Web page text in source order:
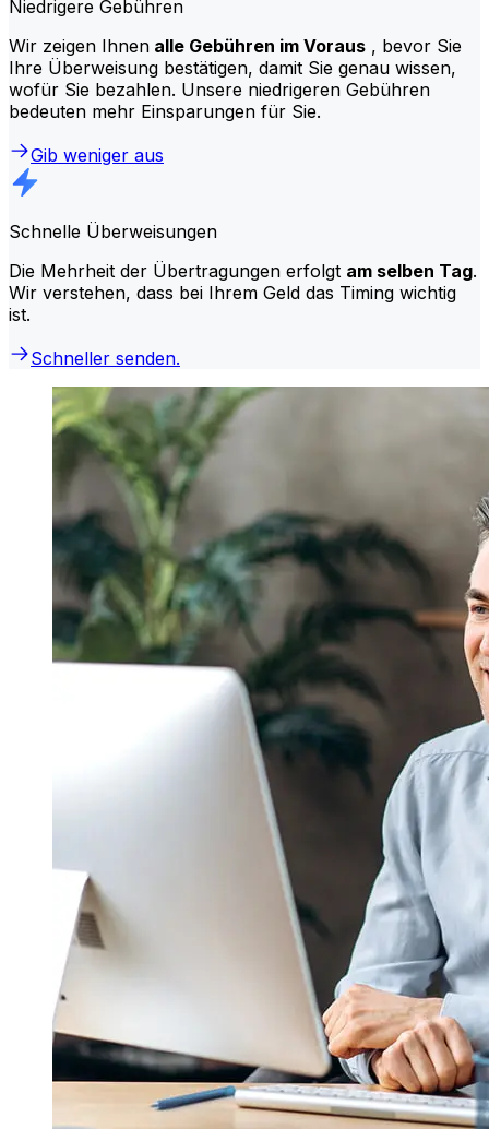
Niedrigere Gebühren
Wir zeigen Ihnen alle Gebühren im Voraus , bevor Sie
Ihre Überweisung bestätigen, damit Sie genau wissen,
wofür Sie bezahlen. Unsere niedrigeren Gebühren
bedeuten mehr Einsparungen für Sie.
Gib weniger aus
Schnelle Überweisungen
Die Mehrheit der Übertragungen erfolgt am selben Tag.
Wir verstehen, dass bei Ihrem Geld das Timing wichtig
ist.
Schneller senden.